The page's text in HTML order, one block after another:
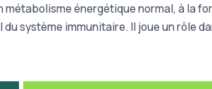
énergétique normal, à la
système immunitaire. Il joue un rôle